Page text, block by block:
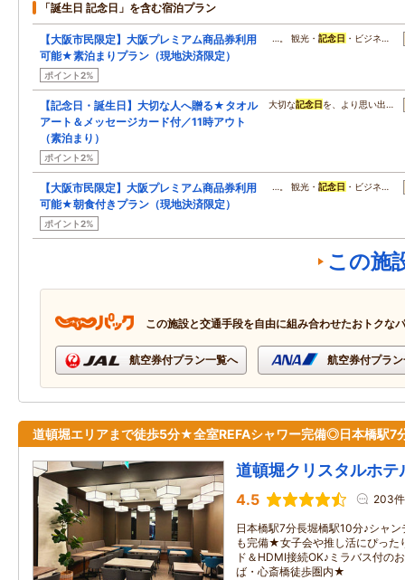
「誕生日 記念日」を含む宿泊プラン
【大阪市民限定】大阪プレミアム商品券利用
可能★素泊まりプラン（現地決済限定）
ポイント2%
…。 観光・記念日 ・ビジネ…
【記念日・誕生日】大切な人へ贈る★タオル
アート＆メッセージカード付／11時アウト
（素泊まり）
ポイント2%
大切な記念日 を、より思い出…
【大阪市民限定】大阪プレミアム商品券利用
可能★朝食付きプラン（現地決済限定）
ポイント2%
…。 観光・記念日 ・ビジネ…
この施
この施設と交通手段を自由に組み合わせたおトクな
航空券付プラン一覧へ 航空券付プラ
道頓堀エリアまで徒歩5分★全室REFAシャワー完備◎日本橋駅7
道頓堀クリスタルホテ
4.5 203件
日本橋駅7分長堀橋駅10分♪シャ
も完備★女子会や推し活にぴった
ド＆HDMI接続OK♪ミラバス付の
ば・心斎橋徒歩圏内★